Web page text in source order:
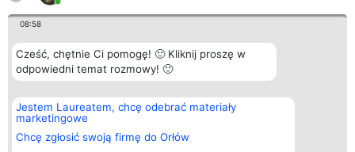
08:58
Cześć, chętnie Ci pomogę! 🙂 Kliknij proszę w
odpowiedni temat rozmowy! 🙂
Jestem Laureatem, chcę odebrać materiały
marketingowe
Chcę zgłosić swoją firmę do Orłów
Organizator plebiscytu
Bright Side Solutions sp. z o.
o. sp. k.
ul. Ruska 22
Wrocław 50-079
Plebiscyt
Laureaci
wszystkich
Laureatów
Kontakt
Kontakt